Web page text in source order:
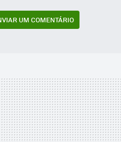
UM COMENTÁRIO